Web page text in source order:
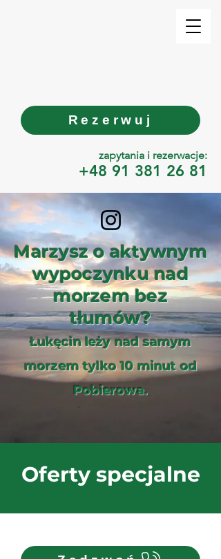
Rezerwuj
zapytania i rezerwacje:
+48 91 381 26 81
Marzysz o aktywnym
wypoczynku nad
morzem bez
tłumów?
Łukęcin leży nad samym
morzem tylko 10 minut od
Pobierowa.
Oferty specjalne